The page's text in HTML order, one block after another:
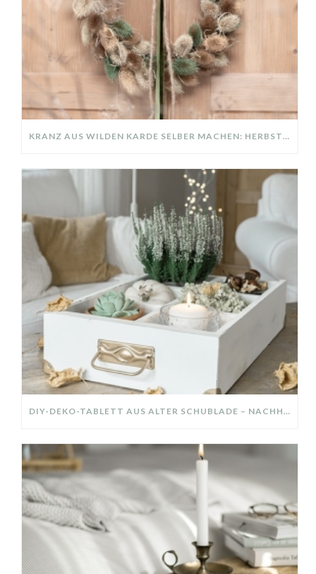
KRANZ AUS WILDEN KARDE SELBER MACHEN: HERBSTDEKO GANZ EINFACH
DIY-DEKO-TABLETT AUS ALTER SCHUBLADE – NACHHALTIGE HERBSTDEKO SELBER MACHEN!